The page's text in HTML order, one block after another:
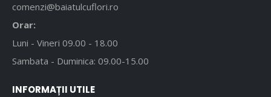
comenzi@baiatulcuflori.ro
Orar:
Luni - Vineri 09.00 - 18.00
Sambata - Duminica: 09.00-15.00
INFORMAȚII UTILE